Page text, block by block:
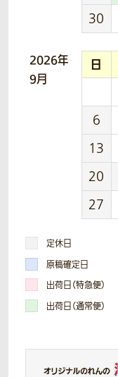
30
2026年
9月
日
6
13
20
27
定休日
原稿確定日
出荷日（特急便）
出荷日（通常便）